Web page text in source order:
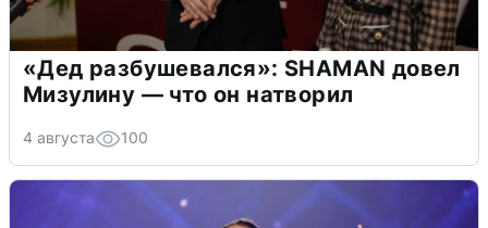
«Дед разбушевался»: SHAMAN довел
Мизулину — что он натворил
4 августа 100